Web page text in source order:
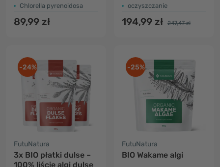
Chlorella pyrenoidosa
89,99 zł
oczyszczanie
194,99 zł 247,47 zł
-24%
FutuNatura
3x BIO płatki dulse –
100% liście algi dulse
-25%
FutuNatura
BIO Wakame algi